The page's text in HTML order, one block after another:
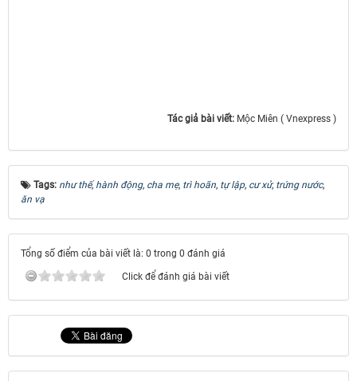
Tác giả bài viết: Mộc Miên ( Vnexpress )
Tags: như thế, hành động, cha mẹ, trì hoãn, tự lập, cư xử, trứng nước,
ăn vạ
Tổng số điểm của bài viết là: 0 trong 0 đánh giá
Click để đánh giá bài viết